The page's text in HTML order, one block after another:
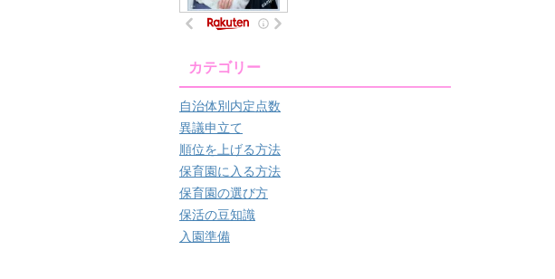
カテゴリー
自治体別内定点数
異議申立て
順位を上げる方法
保育園に入る方法
保育園の選び方
保活の豆知識
入園準備